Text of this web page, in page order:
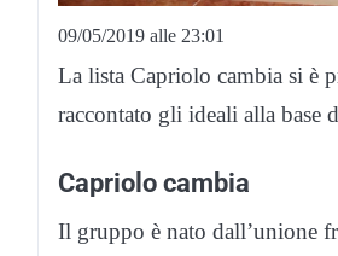
09/05/2019 alle 23:01
La lista Capriolo cambia si è
raccontato gli ideali alla base
Capriolo cambia
Il gruppo è nato dall’unione